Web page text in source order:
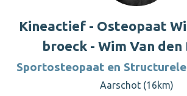
Kineactief - Osteopaat
broeck - Wim Van den
Sportosteopaat en
Aarschot (16km)